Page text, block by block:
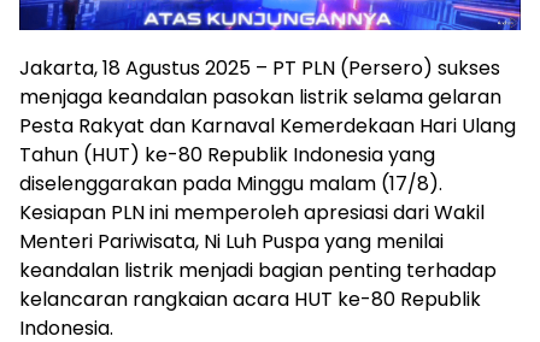
Jakarta, 18 Agustus 2025 – PT PLN (Persero) sukses
menjaga keandalan pasokan listrik selama gelaran
Pesta Rakyat dan Karnaval Kemerdekaan Hari Ulang
Tahun (HUT) ke-80 Republik Indonesia yang
diselenggarakan pada Minggu malam (17/8).
Kesiapan PLN ini memperoleh apresiasi dari Wakil
Menteri Pariwisata, Ni Luh Puspa yang menilai
keandalan listrik menjadi bagian penting terhadap
kelancaran rangkaian acara HUT ke-80 Republik
Indonesia.